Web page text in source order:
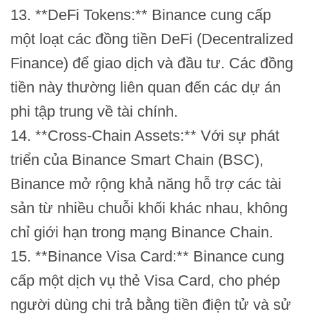
13. **DeFi Tokens:** Binance cung cấp
một loạt các đồng tiền DeFi (Decentralized
Finance) để giao dịch và đầu tư. Các đồng
tiền này thường liên quan đến các dự án
phi tập trung về tài chính.
14. **Cross-Chain Assets:** Với sự phát
triển của Binance Smart Chain (BSC),
Binance mở rộng khả năng hỗ trợ các tài
sản từ nhiều chuỗi khối khác nhau, không
chỉ giới hạn trong mạng Binance Chain.
15. **Binance Visa Card:** Binance cung
cấp một dịch vụ thẻ Visa Card, cho phép
người dùng chi trả bằng tiền điện tử và sử